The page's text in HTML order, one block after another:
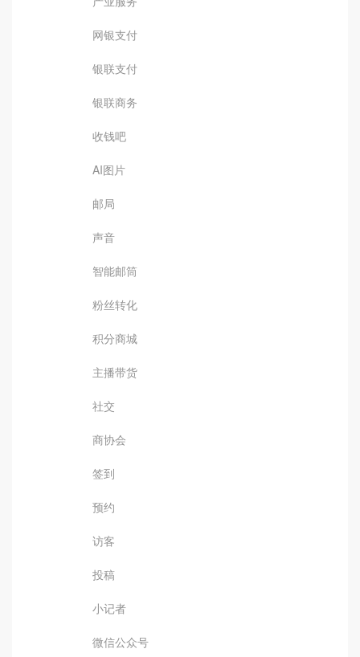
网银支付
银联支付
银联商务
收钱吧
AI图片
邮局
声音
智能邮筒
粉丝转化
积分商城
主播带货
社交
商协会
签到
预约
访客
投稿
小记者
微信公众号